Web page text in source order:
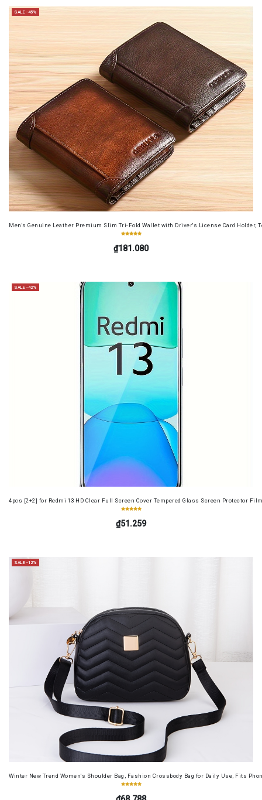
SALE -45%
Men's Genuine Leather Premium Slim Tri-Fold Wallet with Driver's License Card Holder,
₫181.080
SALE -42%
4pcs [2+2] for Redmi 13 HD Clear Full Screen Cover Tempered Glass Screen Protector
₫51.259
SALE -12%
Winter New Trend Women's Shoulder Bag, Fashion Crossbody Bag for Daily Use, Fits